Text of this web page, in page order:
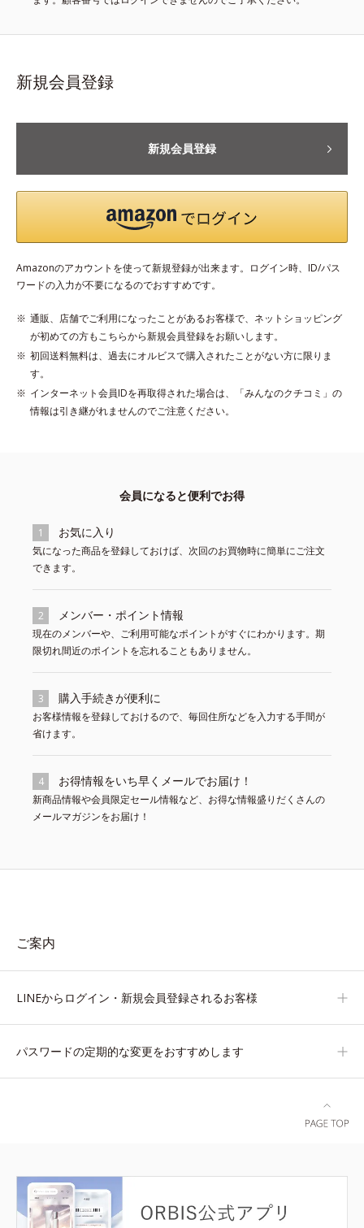
新規会員登録
新規会員登録
Amazonのアカウントを使って新規登録が出来ます。ログイン時、ID/パス
ワードの入力が不要になるのでおすすめです。
通販、店舗でご利用になったことがあるお客様で、ネットショッピング
が初めての方もこちらから新規会員登録をお願いします。
初回送料無料は、過去にオルビスで購入されたことがない方に限りま
す。
インターネット会員IDを再取得された場合は、「みんなのクチコミ」の
情報は引き継がれませんのでご注意ください。
会員になると便利でお得
1 お気に入り
気になった商品を登録しておけば、次回のお買物時に簡単にご注文
できます。
2 メンバー・ポイント情報
現在のメンバーや、ご利用可能なポイントがすぐにわかります。期
限切れ間近のポイントを忘れることもありません。
3 購入手続きが便利に
お客様情報を登録しておけるので、毎回住所などを入力する手間が
省けます。
4 お得情報をいち早くメールでお届け！
新商品情報や会員限定セール情報など、お得な情報盛りだくさんの
メールマガジンをお届け！
ご案内
LINEからログイン・新規会員登録されるお客様
パスワードの定期的な変更をおすすめします